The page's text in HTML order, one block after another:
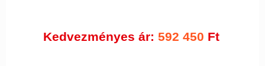
Kedvezményes ár: 592 450 Ft